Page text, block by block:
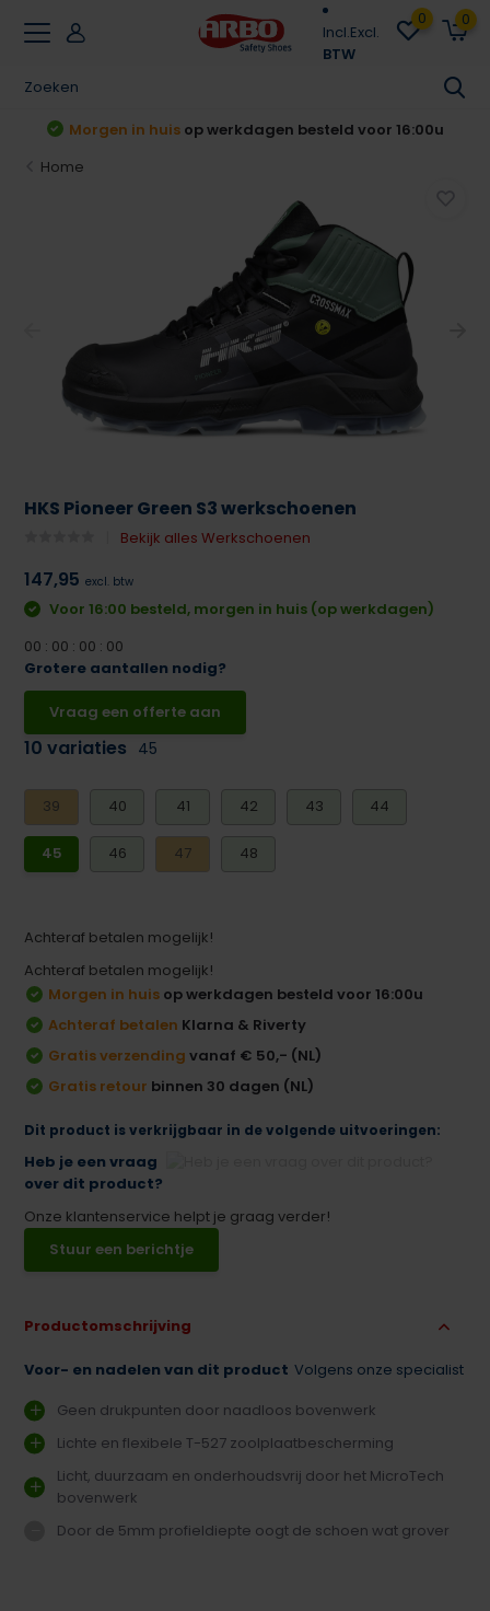
Incl.Excl.
BTW
0 0
Achteraf betalenKlarna & Riverty
Home
HKS Pioneer Green S3 werkschoenen
Bekijk alles Werkschoenen
147,95 excl. btw
Voor 16:00 besteld, morgen in huis (op werkdagen)
00 : 00 : 00 : 00
Grotere aantallen nodig?
Vraag een offerte aan
10 variaties 45
39 40 41 42 43 44
45 46 47 48
Achteraf betalen mogelijk!
Achteraf betalen mogelijk!
Morgen in huis op werkdagen besteld voor 16:00u
Achteraf betalen Klarna & Riverty
Gratis verzending vanaf € 50,- (NL)
Gratis retour binnen 30 dagen (NL)
Dit product is verkrijgbaar in de volgende uitvoeringen:
Heb je een vraag
over dit product?
Onze klantenservice helpt je graag verder!
Stuur een berichtje
Productomschrijving
Voor- en nadelen van dit product Volgens onze specialist
Geen drukpunten door naadloos bovenwerk
Lichte en flexibele T-527 zoolplaatbescherming
Licht, duurzaam en onderhoudsvrij door het MicroTech
bovenwerk
Door de 5mm profieldiepte oogt de schoen wat grover